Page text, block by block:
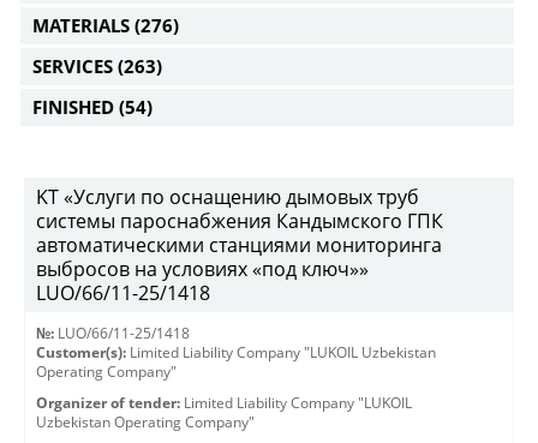
MATERIALS (276)
SERVICES (263)
FINISHED (54)
KT «Услуги по оснащению дымовых труб
системы пароснабжения Кандымского ГПК
автоматическими станциями мониторинга
выбросов на условиях «под ключ»»
LUO/66/11-25/1418
№: LUO/66/11-25/1418
Customer(s): Limited Liability Company "LUKOIL Uzbekistan
Operating Company"
Organizer of tender: Limited Liability Company "LUKOIL
Uzbekistan Operating Company"